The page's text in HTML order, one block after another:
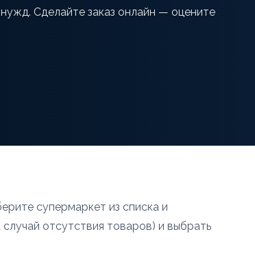
Сделайте заказ онлайн — оцените
супермаркет из списка и
случай отсутствия товаров) и выбрать